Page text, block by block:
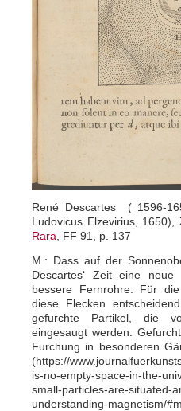
René Descartes ( 1596-
Ludovicus Elzevirius,
Rara , FF 91, p. 137
M.: Dass auf der
Descartes‘ Zeit eine
bessere Fernrohre. Für
diese Flecken
gefurchte Partikel, die
eingesaugt werden.
Furchung in besonderen
(https://
is-no-empty-space-in-the-
small-particles-are-situated-
understanding-magnetism/